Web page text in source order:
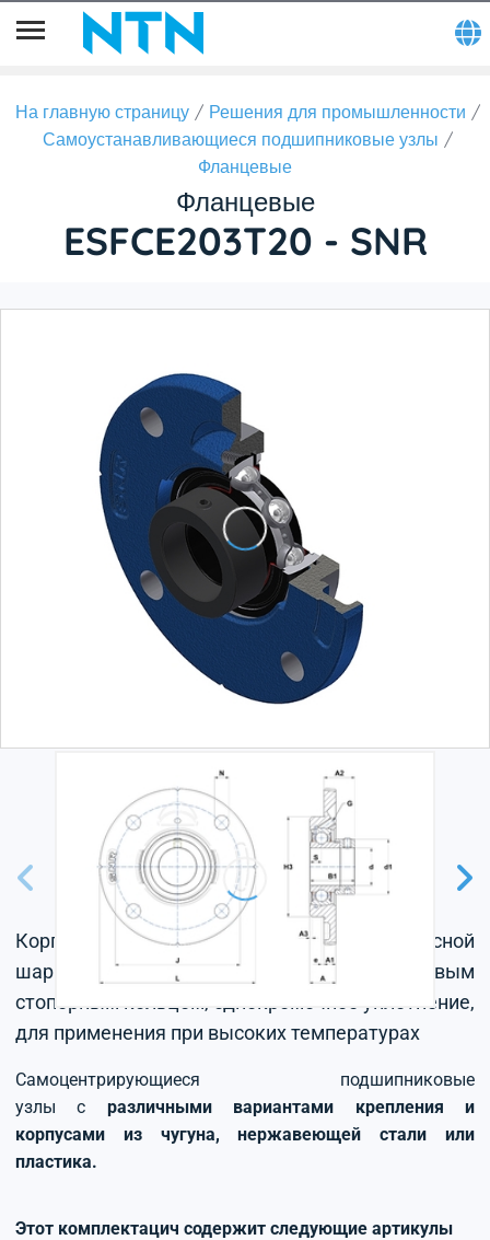
На главную страницу
Решения для промышленности
Самоустанавливающиеся подшипниковые узлы
Фланцевые
Фланцевые
ESFCE203T20 - SNR
Корпус из серого чугуна, радиальный корпусной
шарикоподшипник с эксцентриковым
стопорным кольцом, однокромочное уплотнение,
для применения при высоких температурах
Самоцентрирующиеся подшипниковые
узлы с различными вариантами крепления и
корпусами из чугуна, нержавеющей стали или
пластика.
Этот комплектацич содержит следующие артикулы